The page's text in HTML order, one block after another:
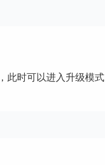
此时可以进入升级模式